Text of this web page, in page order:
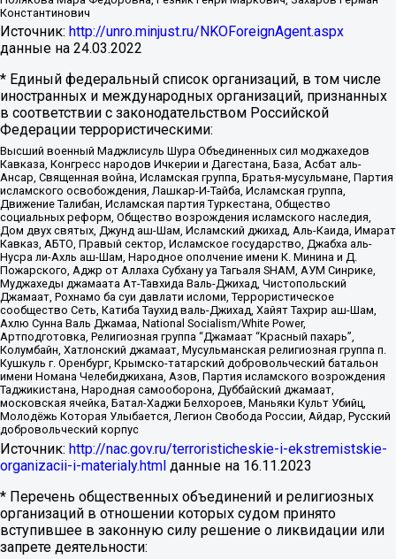
Константинович
Источник: http://unro.minjust.ru/NKOForeignAgent.aspx
данные на 24.03.2022
* Единый федеральный список организаций, в том числе
иностранных и международных организаций, признанных
в соответствии с законодательством Российской
Федерации террористическими:
Высший военный Маджлисуль Шура Объединенных сил моджахедов
Кавказа, Конгресс народов Ичкерии и Дагестана, База, Асбат аль-
Ансар, Священная война, Исламская группа, Братья-мусульмане, Партия
исламского освобождения, Лашкар-И-Тайба, Исламская группа,
Движение Талибан, Исламская партия Туркестана, Общество
социальных реформ, Общество возрождения исламского наследия,
Дом двух святых, Джунд аш-Шам, Исламский джихад, Аль-Каида, Имарат
Кавказ, АБТО, Правый сектор, Исламское государство, Джабха аль-
Нусра ли-Ахль аш-Шам, Народное ополчение имени К. Минина и Д.
Пожарского, Аджр от Аллаха Субхану уа Тагьаля SHAM, АУМ Синрике,
Муджахеды джамаата Ат-Тавхида Валь-Джихад, Чистопольский
Джамаат, Рохнамо ба суи давлати исломи, Террористическое
сообщество Сеть, Катиба Таухид валь-Джихад, Хайят Тахрир аш-Шам,
Ахлю Сунна Валь Джамаа, National Socialism/White Power,
Артподготовка, Религиозная группа “Джамаат “Красный пахарь”,
Колумбайн, Хатлонский джамаат, Мусульманская религиозная группа п.
Кушкуль г. Оренбург, Крымско-татарский добровольческий батальон
имени Номана Челебиджихана, Азов, Партия исламского возрождения
Таджикистана, Народная самооборона, Дуббайский джамаат,
московская ячейка, Батал-Хаджи Белхороев, Маньяки Культ Убийц,
Молодёжь Которая Улыбается, Легион Свобода России, Айдар, Русский
добровольческий корпус
Источник: http://nac.gov.ru/terroristicheskie-i-ekstremistskie-
organizacii-i-materialy.html данные на 16.11.2023
* Перечень общественных объединений и религиозных
организаций в отношении которых судом принято
вступившее в законную силу решение о ликвидации или
запрете деятельности: